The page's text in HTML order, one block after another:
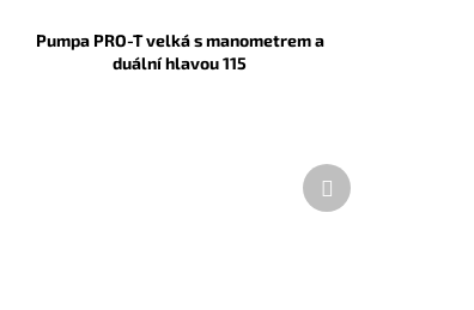
Pumpa PRO-T velká s manometrem a
duální hlavou 115
Další
produkt